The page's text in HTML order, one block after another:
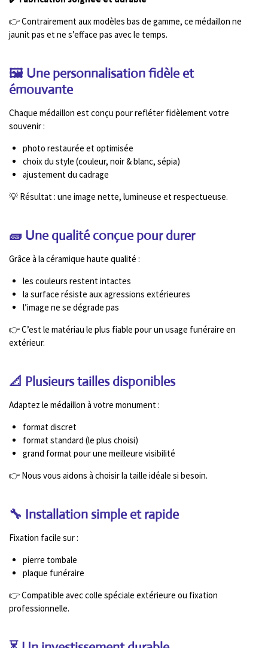
👉 Contrairement aux modèles bas de gamme, ce médaillon ne
jaunit pas et ne s’efface pas avec le temps.
🖼️ Une personnalisation fidèle et
émouvante
Chaque médaillon est conçu pour refléter fidèlement votre
souvenir :
photo restaurée et optimisée
choix du style (couleur, noir & blanc, sépia)
ajustement du cadrage
💡 Résultat : une image nette, lumineuse et respectueuse.
🧱 Une qualité conçue pour durer
Grâce à la céramique haute qualité :
les couleurs restent intactes
la surface résiste aux agressions extérieures
l’image ne se dégrade pas
👉 C’est le matériau le plus fiable pour un usage funéraire en
extérieur.
📐 Plusieurs tailles disponibles
Adaptez le médaillon à votre monument :
format discret
format standard (le plus choisi)
grand format pour une meilleure visibilité
👉 Nous vous aidons à choisir la taille idéale si besoin.
🔧 Installation simple et rapide
Fixation facile sur :
pierre tombale
plaque funéraire
👉 Compatible avec colle spéciale extérieure ou fixation
professionnelle.